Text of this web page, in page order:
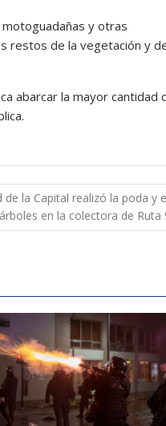
y otras
restos de la vegetación y
abarcar la mayor cantidad
de la Capital realizó la poda y
en la colectora de Ruta